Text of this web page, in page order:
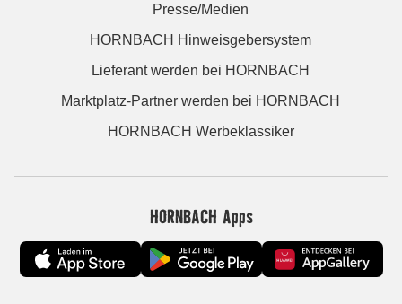
Presse/Medien
HORNBACH Hinweisgebersystem
Lieferant werden bei HORNBACH
Marktplatz-Partner werden bei HORNBACH
HORNBACH Werbeklassiker
HORNBACH Apps